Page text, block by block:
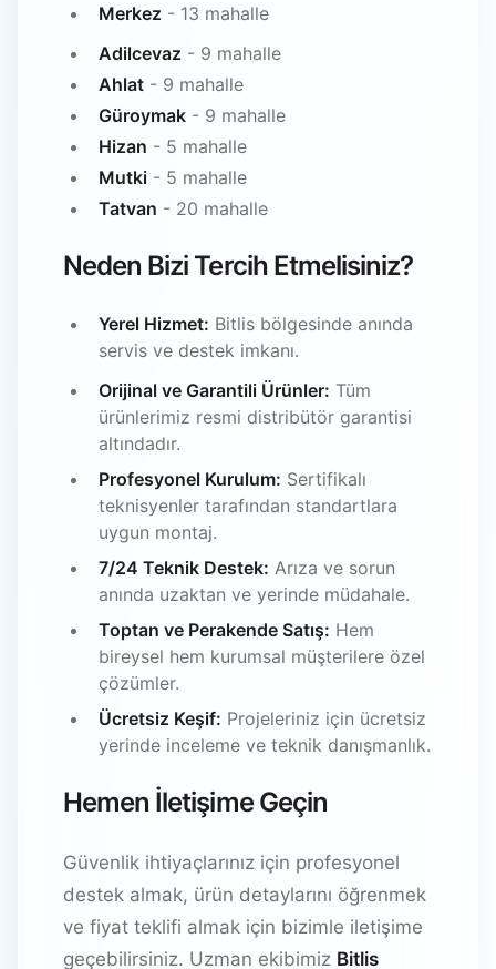
Merkez - 13 mahalle
Adilcevaz - 9 mahalle
Ahlat - 9 mahalle
Güroymak - 9 mahalle
Hizan - 5 mahalle
Mutki - 5 mahalle
Tatvan - 20 mahalle
Neden Bizi Tercih Etmelisiniz?
Yerel Hizmet: Bitlis bölgesinde anında
servis ve destek imkanı.
Orijinal ve Garantili Ürünler: Tüm
ürünlerimiz resmi distribütör garantisi
altındadır.
Profesyonel Kurulum: Sertifikalı
teknisyenler tarafından standartlara
uygun montaj.
7/24 Teknik Destek: Arıza ve sorun
anında uzaktan ve yerinde müdahale.
Toptan ve Perakende Satış: Hem
bireysel hem kurumsal müşterilere özel
çözümler.
Ücretsiz Keşif: Projeleriniz için ücretsiz
yerinde inceleme ve teknik danışmanlık.
Hemen İletişime Geçin
Güvenlik ihtiyaçlarınız için profesyonel
destek almak, ürün detaylarını öğrenmek
ve fiyat teklifi almak için bizimle iletişime
geçebilirsiniz. Uzman ekibimiz Bitlis